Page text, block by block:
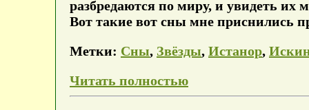
разбредаются по миру, и увидеть их
Вот такие вот сны мне приснились
Метки: Сны, Звёзды, Истанор,
Читать полностью